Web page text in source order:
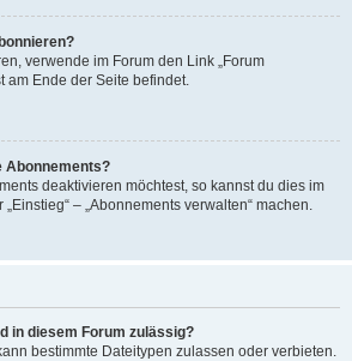
verwende im Forum den Link „Forum
am Ende der Seite befindet.
Abonnements?
deaktivieren möchtest, so kannst du dies im
– „Abonnements verwalten“ machen.
in diesem Forum zulässig?
bestimmte Dateitypen zulassen oder verbieten.